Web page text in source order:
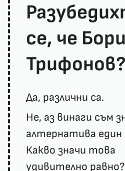
се, че
Трифонов?
Да, различни са.
Не, аз винаги съм
алтернатива един
Какво значи това
удивително равно?